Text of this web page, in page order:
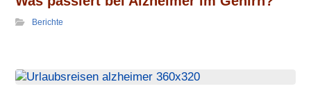
Berichte